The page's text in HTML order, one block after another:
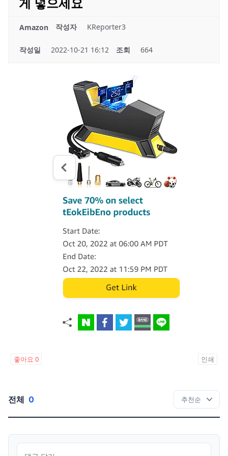
Amazon 작성자 KReporter3
작성일 2022-10-21 16:12 조회 664
좋아요 0 인쇄
전체 0